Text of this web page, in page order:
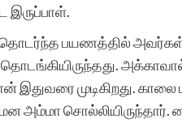
பயணத்தில் அவர்கள்
இதுவரை முடிகிறது.
அம்மா சொல்லியிருந்தார்.